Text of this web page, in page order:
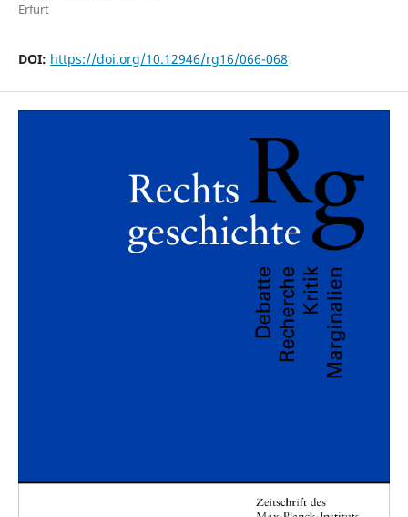
Erfurt
DOI: https://doi.org/10.12946/rg16/066-068